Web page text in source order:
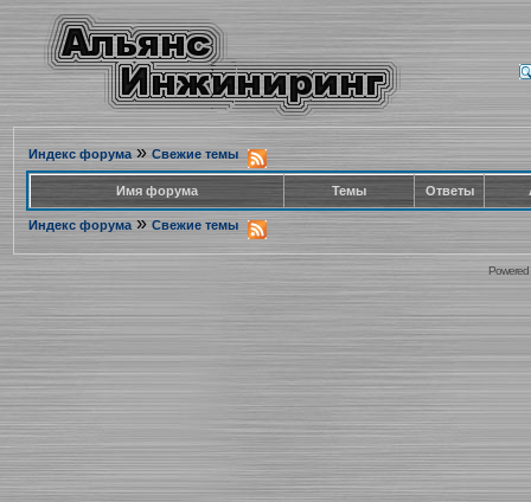
Индекс форума» Свежие темы
Имя форума Темы Ответы
Индекс форума » Свежие темы